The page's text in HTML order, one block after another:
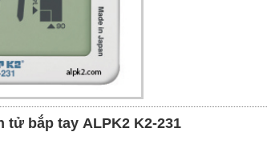
tử bắp tay ALPK2 K2-231